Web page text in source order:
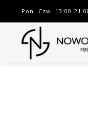
Pon.-Czw. 13:00-